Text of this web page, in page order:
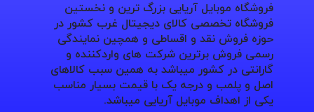
فروشگاه موبایل آریایی بزرگ ترین و نخستین
فروشگاه تخصصی کالای دیجیتال غرب کشور در
حوزه فروش نقد و اقساطی و همچین نمایندگی
رسمی فروش برترین شرکت های واردکننده و
گارانتی در کشور میباشد به همین سبب کالاهای
اصل و پلمب و درجه یک با قیمت بسیار مناسب
یکی از اهداف موبایل آریایی میباشد.